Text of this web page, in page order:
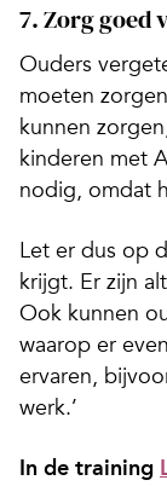
7. Zorg goed
Ouders
moeten
kunnen
kinderen met
nodig, omdat
Let er dus op
krijgt. Er zijn
Ook kunnen
waarop er
ervaren,
werk.’
In de training